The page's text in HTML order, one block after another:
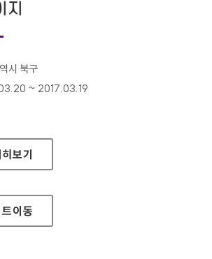
지
시 북구
:
~ 2017.03.19
역시 북구청 대표 홈페이지
보기
이동